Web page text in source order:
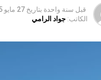
قبل سنة واحدة بتاريخ 27 مايو 2025
الكاتب: جواد الرامي